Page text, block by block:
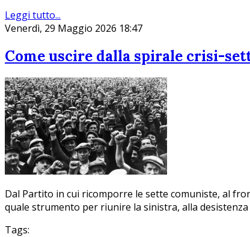
Leggi tutto...
Venerdì, 29 Maggio 2026 18:47
Come uscire dalla spirale crisi-
Dal Partito in cui ricomporre le sette comuniste, al
quale strumento per riunire la sinistra, alla
Tags: